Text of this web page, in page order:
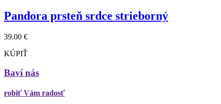
Pandora prsteň srdce strieborný
39.00 €
KÚPIŤ
Baví nás
robiť Vám radosť